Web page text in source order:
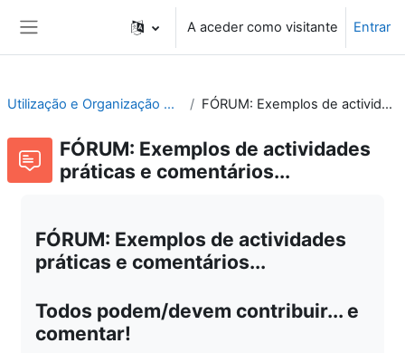
A aceder como visitante Entrar
Utilização e Organização de Laboratórios Escolares FÓRUM: Exemplos de actividades práticas e comentários...
FÓRUM: Exemplos de actividades
práticas e comentários...
FÓRUM: Exemplos de actividades
práticas e comentários...
Todos podem/devem contribuir... e
comentar!